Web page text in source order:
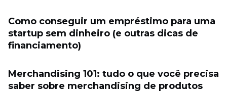
Como conseguir um empréstimo para uma
startup sem dinheiro (e outras dicas de
financiamento)
Merchandising 101: tudo o que você precisa
saber sobre merchandising de produtos